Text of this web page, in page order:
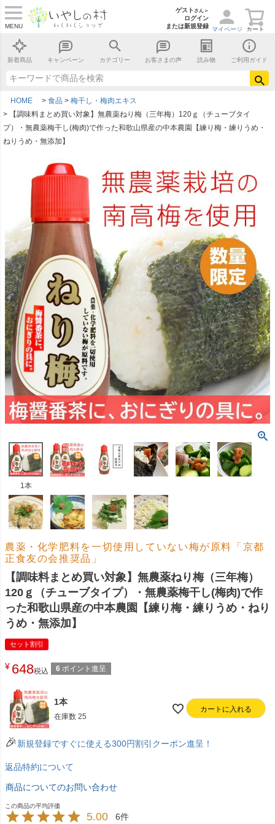
ゲスト さん＞
ログイン
または新規登録
カート
マイページ
MENU
新着商品 キャンペーン カテゴリー お客さまの声 読み物 ご利用ガイド
HOME 食品
梅干し・梅肉エキス
【調味料まとめ買い対象】無農薬ねり梅（三年梅）120ｇ（チューブタイ
プ）・無農薬梅干し(梅肉)で作った和歌山県産の中本農園【練り梅・練りうめ・
ねりうめ・無添加】
1本
農薬・化学肥料を一切使用していない梅が原料「京都
正食友の会推奨品」
【調味料まとめ買い対象】無農薬ねり梅（三年梅）
120ｇ（チューブタイプ）・無農薬梅干し(梅肉)で作
った和歌山県産の中本農園【練り梅・練りうめ・ねり
うめ・無添加】
セット割引
¥ 648税込 6 ポイント進呈
1本
在庫数 25
カートに入れる
🎉新規登録ですぐに使える300円割引クーポン進呈！
返品特約について
商品についてのお問い合わせ
5.00 6